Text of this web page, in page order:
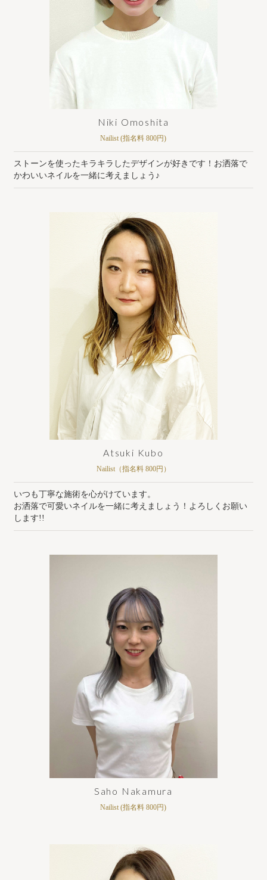
Niki Omoshita
Nailist (指名料 800円)
ストーンを使ったキラキラしたデザインが好きです！お洒落で
かわいいネイルを一緒に考えましょう♪
Atsuki Kubo
Nailist（指名料 800円）
いつも丁寧な施術を心がけています。
お洒落で可愛いネイルを一緒に考えましょう！よろしくお願い
します!!
Saho Nakamura
Nailist (指名料 800円)